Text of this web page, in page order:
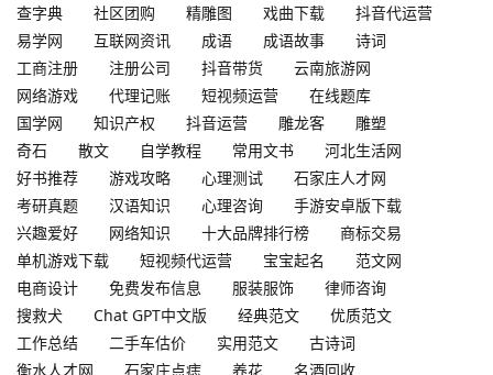
查字典
社区团购 精雕图 戏曲下载
抖音代运营
易学网
互联网资讯 成语 成语故事
诗词
工商注册
注册公司 抖音带货
云南旅游网
网络游戏
代理记账 短视频运营
在线题库
国学网
知识产权 抖音运营 雕龙客
雕塑
奇石
散文 自学教程 常用文书
河北生活网
好书推荐
游戏攻略 心理测试
石家庄人才网
考研真题
汉语知识 心理咨询
手游安卓版下载
兴趣爱好
网络知识 十大品牌排行榜
商标交易
单机游戏下载
短视频代运营 宝宝起名
范文网
电商设计
免费发布信息 服装服饰
律师咨询
搜救犬
Chat GPT中文版 经典范文
优质范文
工作总结
二手车估价 实用范文
古诗词
衡水人才网
石家庄点痣 养花
名酒回收